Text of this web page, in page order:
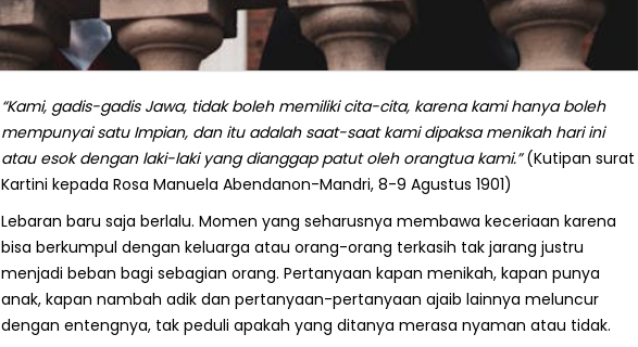
“Kami, gadis-gadis Jawa, tidak boleh memiliki cita-cita, karena kami hanya boleh
mempunyai satu Impian, dan itu adalah saat-saat kami dipaksa menikah hari ini
atau esok dengan laki-laki yang dianggap patut oleh orangtua kami.”(Kutipan surat
Kartini kepada Rosa Manuela Abendanon-Mandri, 8-9 Agustus 1901)
Lebaran baru saja berlalu. Momen yang seharusnya membawa keceriaan karena
bisa berkumpul dengan keluarga atau orang-orang terkasih tak jarang justru
menjadi beban bagi sebagian orang. Pertanyaan kapan menikah, kapan punya
anak, kapan nambah adik dan pertanyaan-pertanyaan ajaib lainnya meluncur
dengan entengnya, tak peduli apakah yang ditanya merasa nyaman atau tidak.